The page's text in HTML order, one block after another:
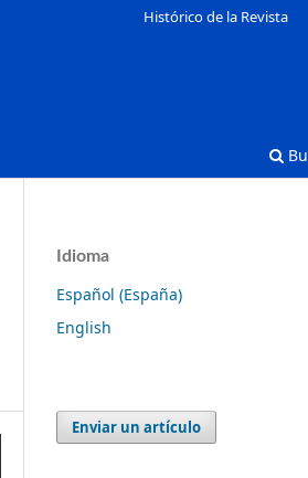
Histórico de la Revista
Idioma
Español (España)
English
Enviar un artículo